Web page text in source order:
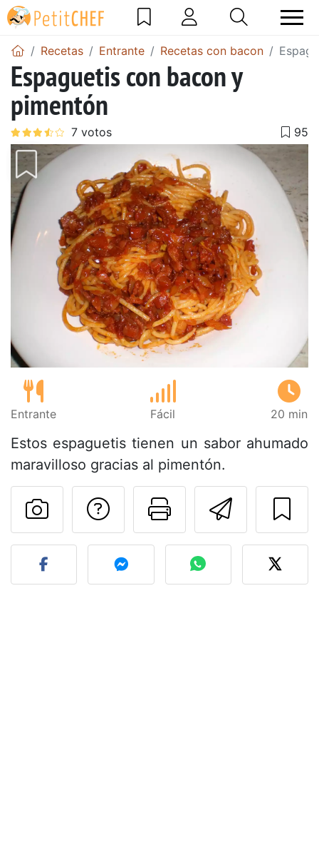
Recetas Entrante Recetas con bacon
Espaguetis con bacon y
pimentón
Entrante Fácil 20 min
Estos espaguetis tienen un sabor ahumado
maravilloso gracias al pimentón.
Imprimir
Preguntar al autor
Publicar la foto de esta